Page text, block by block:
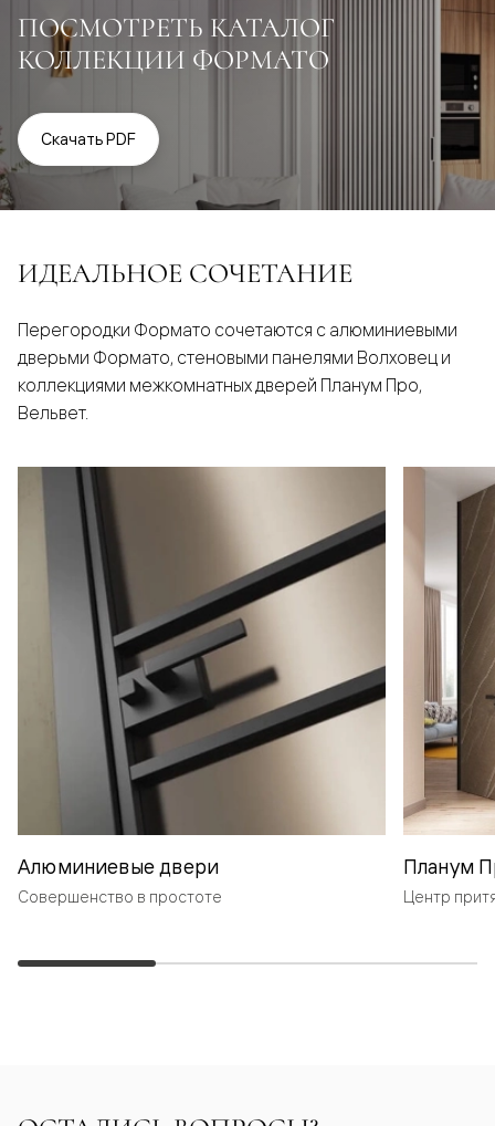
ПОСМОТРЕТЬ КАТАЛОГ
КОЛЛЕКЦИИ ФОРМАТО
Скачать PDF
ИДЕАЛЬНОЕ СОЧЕТАНИЕ
Перегородки Формато сочетаются с алюминиевыми
дверьми Формато, стеновыми панелями Волховец и
коллекциями межкомнатных дверей Планум Про,
Вельвет.
Алюминиевые двери
Совершенство в простоте
Планум
Центр